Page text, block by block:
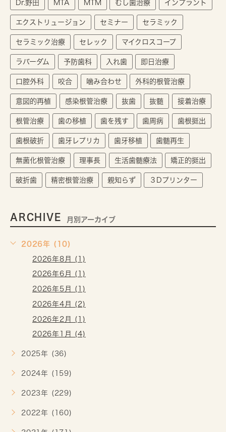
Dr.野田 MTA MTM むし歯治療 インプラント
エクストリュージョン セミナー セラミック
セラミック治療 セレック マイクロスコープ
ラバーダム 予防歯科 入れ歯 即日治療
口腔外科 咬合 噛み合わせ 外科的根管治療
意図的再植 感染根管治療 抜歯 抜髄 接着治療
根管治療 歯の移植 歯を残す 歯周病 歯根挺出
歯根破折 歯牙レプリカ 歯牙移植 歯髄再生
無菌化根管治療 理事長 生活歯髄療法 矯正的挺出
破折歯 精密根管治療 親知らず ３Dプリンター
ARCHIVE 月別アーカイブ
2026年 (10)
2026年8月 (1)
2026年6月 (1)
2026年5月 (1)
2026年4月 (2)
2026年2月 (1)
2026年1月 (4)
2025年 (36)
2024年 (159)
2023年 (229)
2022年 (160)